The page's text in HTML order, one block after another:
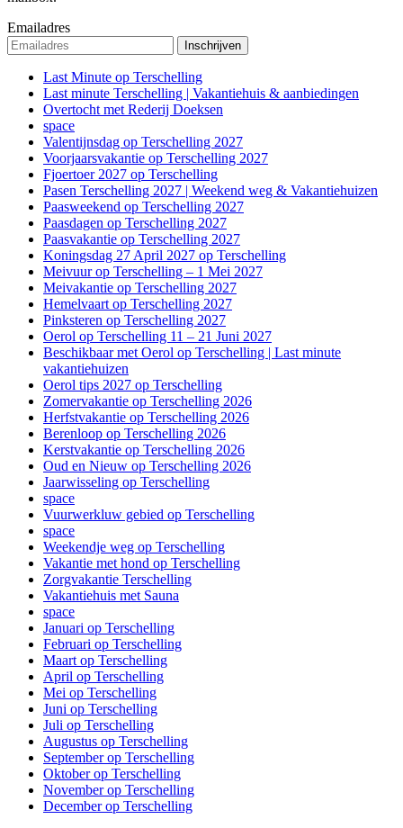
Emailadres
Last Minute op Terschelling
Last minute Terschelling | Vakantiehuis & aanbiedingen
Overtocht met Rederij Doeksen
space
Valentijnsdag op Terschelling 2027
Voorjaarsvakantie op Terschelling 2027
Fjoertoer 2027 op Terschelling
Pasen Terschelling 2027 | Weekend weg & Vakantiehuizen
Paasweekend op Terschelling 2027
Paasdagen op Terschelling 2027
Paasvakantie op Terschelling 2027
Koningsdag 27 April 2027 op Terschelling
Meivuur op Terschelling – 1 Mei 2027
Meivakantie op Terschelling 2027
Hemelvaart op Terschelling 2027
Pinksteren op Terschelling 2027
Oerol op Terschelling 11 – 21 Juni 2027
Beschikbaar met Oerol op Terschelling | Last minute
vakantiehuizen
Oerol tips 2027 op Terschelling
Zomervakantie op Terschelling 2026
Herfstvakantie op Terschelling 2026
Berenloop op Terschelling 2026
Kerstvakantie op Terschelling 2026
Oud en Nieuw op Terschelling 2026
Jaarwisseling op Terschelling
space
Vuurwerkluw gebied op Terschelling
space
Weekendje weg op Terschelling
Vakantie met hond op Terschelling
Zorgvakantie Terschelling
Vakantiehuis met Sauna
space
Januari op Terschelling
Februari op Terschelling
Maart op Terschelling
April op Terschelling
Mei op Terschelling
Juni op Terschelling
Juli op Terschelling
Augustus op Terschelling
September op Terschelling
Oktober op Terschelling
November op Terschelling
December op Terschelling